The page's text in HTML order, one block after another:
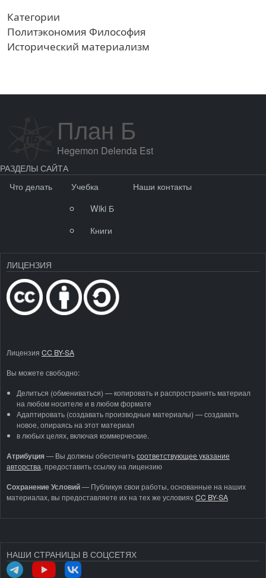
Категории
Политэкономия Философия
Исторический материализм
План Б
Hegemon Delenda Est
РАЗДЕЛЫ САЙТА
Что делать
Учебка
Wiki Б
Книги
Наши контакты
ЛИЦЕНЗИЯ
Лицензия CC BY-SA
Вы можете свободно:
Делиться (обмениваться) — копировать и распространять материал
на любом носителе и в любом формате
Адаптировать (создавать производные материалы) — создавать
новое, опираясь на этот материал
в любых целях, включая коммерческие.
Атрибуция—Вы должны обеспечитьсоответствующее указание
авторства, предоставить ссылку на лицензию
Сохранение Условий— Публикуя свои работы, основанные на наших
материалах, вы предоставляете их на тех же условияхCC BY-SA
НАШИ СТРАНИЦЫ В СОЦСЕТЯХ